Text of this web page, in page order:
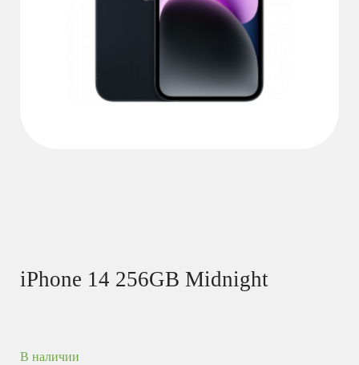
iPhone 14 256GB Midnight
В наличии